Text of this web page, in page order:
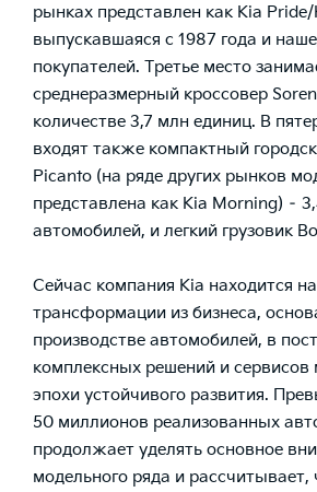
рынках представлен как Kia Pride/
выпускавшаяся с 1987 года и
покупателей. Третье место
среднеразмерный кроссовер
количестве 3,7 млн единиц. В
входят также компактный
Picanto (на ряде других рынков
представлена как Kia Morning) –
автомобилей, и легкий грузовик
Сейчас компания Kia находится
трансформации из бизнеса,
производстве автомобилей, в
комплексных решений и сервисов
эпохи устойчивого развития.
50 миллионов реализованных
продолжает уделять основное
модельного ряда и